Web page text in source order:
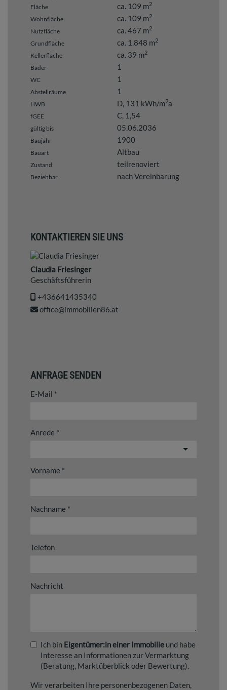
Fläche ca. 109 m2
Wohnfläche ca. 109 m2
Nutzfläche ca. 467 m2
Grundfläche ca. 1.848 m2
Kellerfläche ca. 39 m2
Bäder 1
WC 1
Abstellräume 1
HWB D, 131 kWh/m2a
fGEE C, 1,54
gültig bis 05.06.2036
Baujahr 1900
Bauart Altbau
Zustand teilrenoviert
Beziehbar nach Vereinbarung
KONTAKTIEREN SIE UNS
Claudia Friesinger
Geschäftsführerin
+436641435340
office@immobilien86.at
ANFRAGE SENDEN
E-Mail
Anrede
Vorname
Nachname
Telefon
Nachricht
Ich bin Eigentümer:in einer Immobilie und habe
Interesse an Informationen zur Vermarktung
(Beratung, Marktüberblick oder Bewertung).
Wir verarbeiten Ihre personenbezogenen Daten,